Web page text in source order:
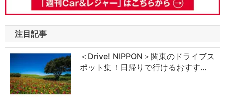
注目記事
＜Drive! NIPPON＞関東のドライブス
ポット集！日帰りで行けるおすす…